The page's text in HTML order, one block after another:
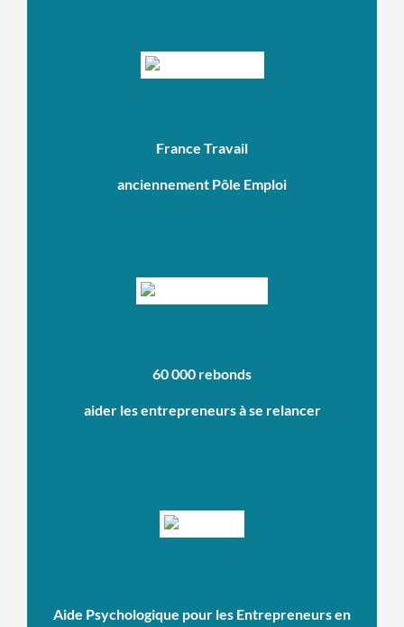
France Travail
anciennement Pôle Emploi
60 000 rebonds
aider les entrepreneurs à se relancer
Aide Psychologique pour les Entrepreneurs en